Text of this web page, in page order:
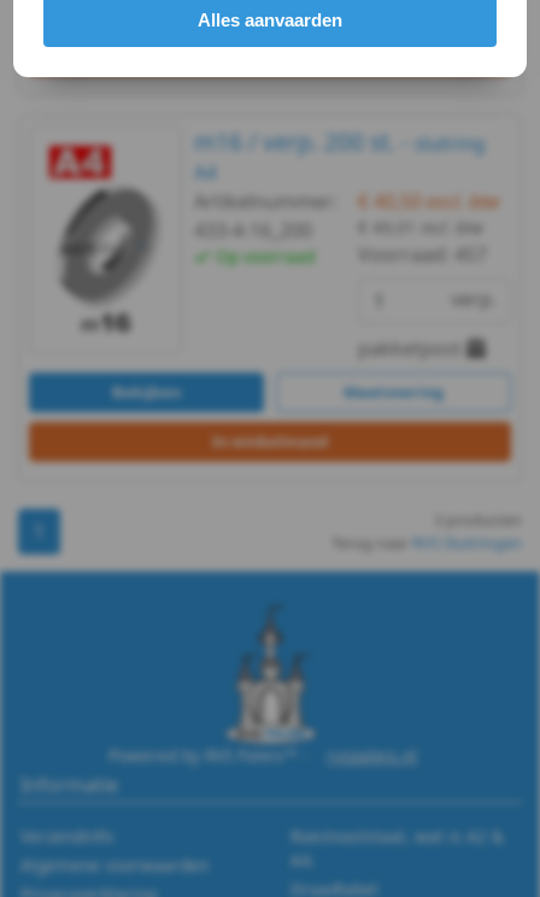
-
DIN
433
-
A4
-
m4
m5
DIN
433
In winkelmand
m16 / verp. 200 st. -
sluitring
A4
Artikelnummer:
Op voorraad
€ 40,50 excl. btw
incl. btw
Voorraad:
verp.
pakketpost
Bekijken Maatvoering
In winkelmand
RVS Sluitringen
Powered by RVS Paleis™ - rvspaleis.nl
Informatie
Verzendinfo
Algemene voorwaarden
Roestvaststaal, wat is A2 &
A4.
Draadtabel
Alles aanvaarden